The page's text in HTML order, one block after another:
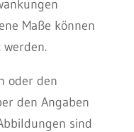
Maße können
oder den
den Angaben
sind